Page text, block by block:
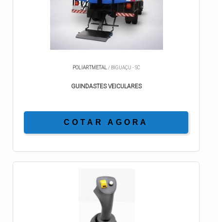
POLIARTMETAL / BIGUAÇU - SC
GUINDASTES VEICULARES
COTAR AGORA